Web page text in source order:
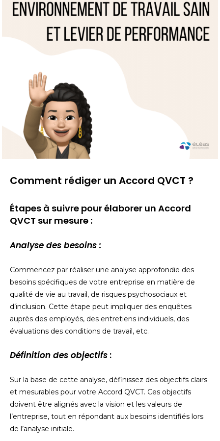
Comment rédiger un Accord QVCT ?
Étapes à suivre pour élaborer un Accord
QVCT sur mesure :
Analyse des besoins :
Commencez par réaliser une analyse approfondie des
besoins spécifiques de votre entreprise en matière de
qualité de vie au travail, de risques psychosociaux et
d’inclusion. Cette étape peut impliquer des enquêtes
auprès des employés, des entretiens individuels, des
évaluations des conditions de travail, etc.
Définition des objectifs :
Sur la base de cette analyse, définissez des objectifs clairs
et mesurables pour votre Accord QVCT. Ces objectifs
doivent être alignés avec la vision et les valeurs de
l’entreprise, tout en répondant aux besoins identifiés lors
de l’analyse initiale.